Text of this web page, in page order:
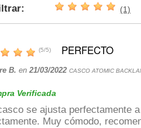
(1)
(5/5) PERFECTO
B. en 21/03/2022 CASCO ATOMIC
Verificada
se ajusta perfectamente
Muy cómodo,